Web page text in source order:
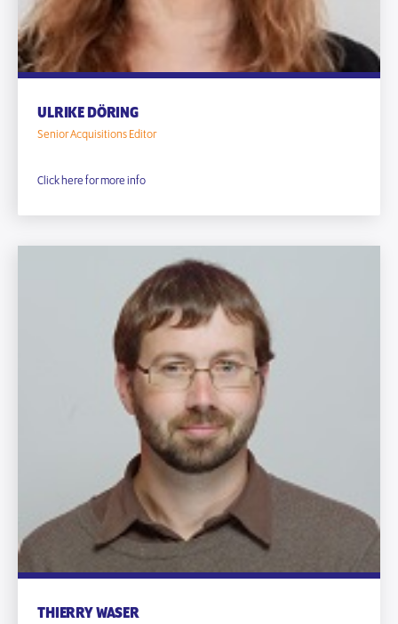
ULRIKE DÖRING
Senior Acquisitions Editor
Click here for more info
THIERRY WASER